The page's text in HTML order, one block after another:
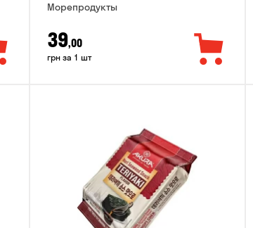
Морепродукты
39,00
грн за 1 шт